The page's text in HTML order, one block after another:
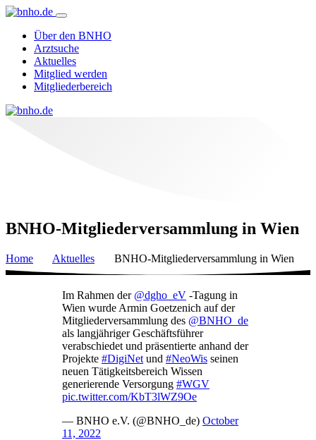
Über den BNHO
Arztsuche
Aktuelles
Mitglied werden
Mitgliederbereich
BNHO-Mitgliederversammlung in Wien
Home Aktuelles BNHO-Mitgliederversammlung in Wien
Im Rahmen der @dgho_eV -Tagung in
Wien wurde Armin Goetzenich auf der
Mitgliederversammlung des @BNHO_de
als langjähriger Geschäftsführer
verabschiedet und präsentierte anhand der
Projekte #DigiNet und #NeoWis seinen
neuen Tätigkeitsbereich Wissen
generierende Versorgung #WGV
pic.twitter.com/KbT3lWZ9Oe
— BNHO e.V. (@BNHO_de) October
11, 2022